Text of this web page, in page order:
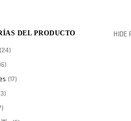
DEL PRODUCTO
(24)
(17)
HIDE